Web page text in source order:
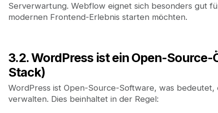
Serverwartung. Webflow eignet sich besonders gut
modernen Frontend-Erlebnis starten möchten.
3.2. WordPress ist ein Open-
Stack)
WordPress ist Open-Source-Software, was
verwalten. Dies beinhaltet in der Regel: